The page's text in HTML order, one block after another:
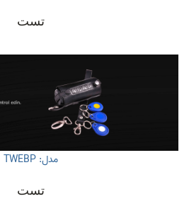
تست
مدل: TWEBP
تست